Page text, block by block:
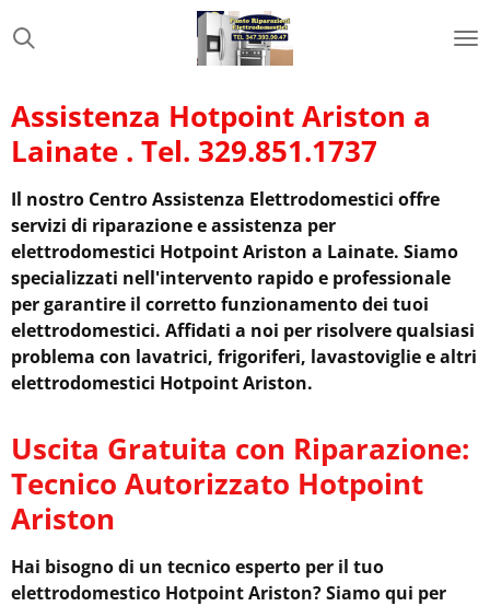
al
principale
Assistenza Hotpoint Ariston a
Lainate . Tel. 329.851.1737
Il nostro Centro Assistenza Elettrodomestici offre
servizi di riparazione e assistenza per
elettrodomestici Hotpoint Ariston a Lainate. Siamo
specializzati nell'intervento rapido e professionale
per garantire il corretto funzionamento dei tuoi
elettrodomestici. Affidati a noi per risolvere qualsiasi
problema con lavatrici, frigoriferi, lavastoviglie e altri
elettrodomestici Hotpoint Ariston.
Uscita Gratuita con Riparazione:
Tecnico Autorizzato Hotpoint
Ariston
Hai bisogno di un tecnico esperto per il tuo
elettrodomestico Hotpoint Ariston? Siamo qui per